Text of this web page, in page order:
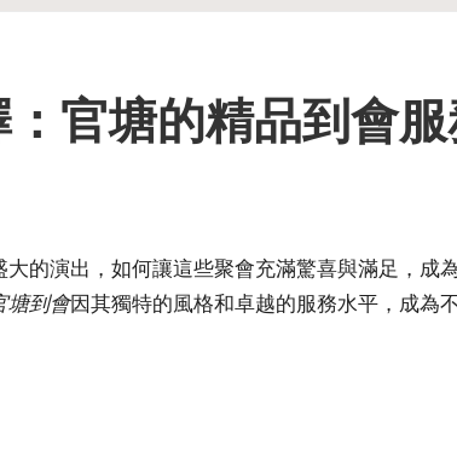
官塘的精品到會
的演出，如何讓這些聚會充滿驚喜與滿足，
塘到會因其獨特的風格和卓越的服務水平，成為